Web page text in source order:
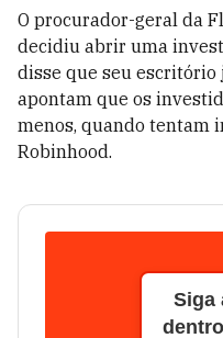
O procurador-geral da
decidiu abrir uma
disse que seu
apontam que os
menos, quando tentam
Robinhood.
Siga